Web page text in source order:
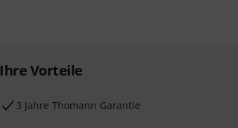
Ihre Vorteile
3 Jahre Thomann Garantie